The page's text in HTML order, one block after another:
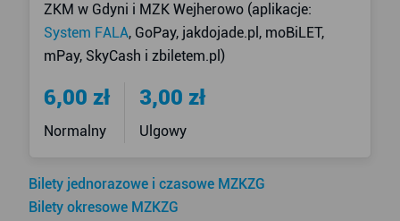
ZKM w Gdyni i MZK Wejherowo (aplikacje:
System FALA, GoPay, jakdojade.pl, moBiLET,
mPay, SkyCash i zbiletem.pl)
6,00 zł
Normalny
3,00 zł
Ulgowy
Bilety jednorazowe i czasowe MZKZG
Bilety okresowe MZKZG